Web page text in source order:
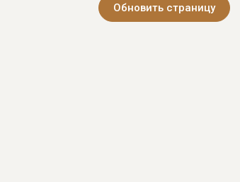
Обновить страницу